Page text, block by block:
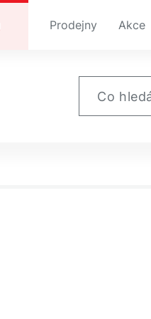
Prodejny Akce